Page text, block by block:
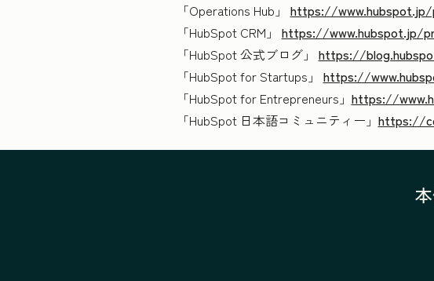
「Operations Hub」 https://
「HubSpot CRM」 https://www.hubspot.jp/
「HubSpot 公式ブログ」 https://
「HubSpot for Startups」 https://
「HubSpot for Entrepreneurs」 https://
「HubSpot 日本語コミュニティー」 https://